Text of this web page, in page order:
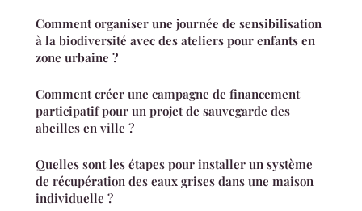
Comment organiser une journée de sensibilisation
à la biodiversité avec des ateliers pour enfants en
zone urbaine ?
Comment créer une campagne de financement
participatif pour un projet de sauvegarde des
abeilles en ville ?
Quelles sont les étapes pour installer un système
de récupération des eaux grises dans une maison
individuelle ?